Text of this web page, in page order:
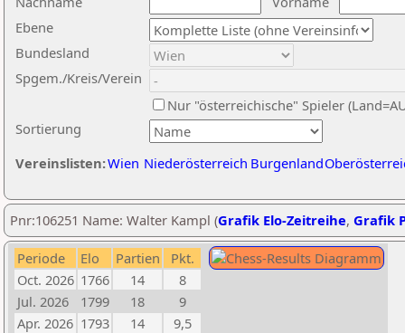
Ebene
Sortierung
Bundesland
Spgem./Kreis/Verein
Nur "österreichische" Spieler
Vereinslisten:Wien Niederösterreich Burgenland
Pnr:106251 Name: Walter Kampl (Grafik Elo-Zeitreihe, Grafik
Periode Elo Partien
Pkt.
Oct. 2026 1766 14
8
Jul. 2026
1799 18
9
Apr. 2026 1793 14
9,5